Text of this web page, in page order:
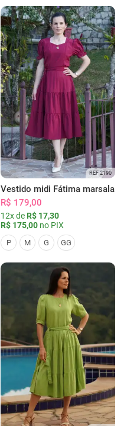
REF 2190
Vestido midi Fátima marsala
R$ 179,00
12x de R$ 17,30
R$ 175,00 no PIX
P M G GG